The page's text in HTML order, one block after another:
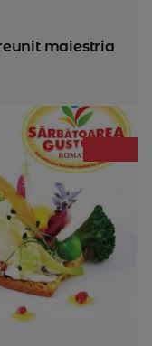
maiestria